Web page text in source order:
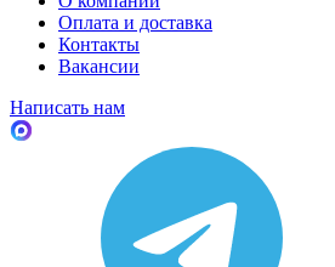
Оплата и доставка
Контакты
Вакансии
Написать нам